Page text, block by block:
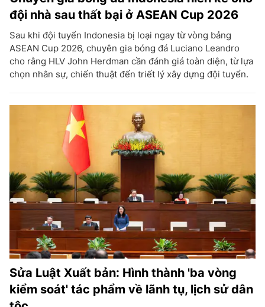
đội nhà sau thất bại ở ASEAN Cup 2026
Sau khi đội tuyển Indonesia bị loại ngay từ vòng bảng
ASEAN Cup 2026, chuyên gia bóng đá Luciano Leandro
cho rằng HLV John Herdman cần đánh giá toàn diện, từ lựa
chọn nhân sự, chiến thuật đến triết lý xây dựng đội tuyển.
Sửa Luật Xuất bản: Hình thành 'ba vòng
kiểm soát' tác phẩm về lãnh tụ, lịch sử dân